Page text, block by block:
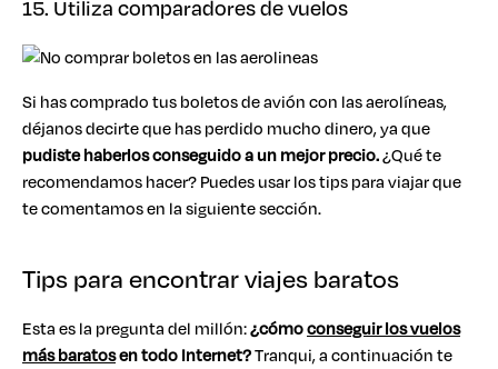
15. Utiliza comparadores de vuelos
Si has comprado tus boletos de avión con las aerolíneas,
déjanos decirte que has perdido mucho dinero, ya que
pudiste haberlos conseguido a un mejor precio.¿Qué te
recomendamos hacer? Puedes usar los tips para viajar que
te comentamos en la siguiente sección.
Tips para encontrar viajes baratos
Esta es la pregunta del millón:¿cómoconseguir los vuelos
más baratosen todo Internet?Tranqui, a continuación te